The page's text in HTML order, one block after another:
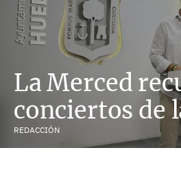
La Merced
conciertos de
REDACCIÓN